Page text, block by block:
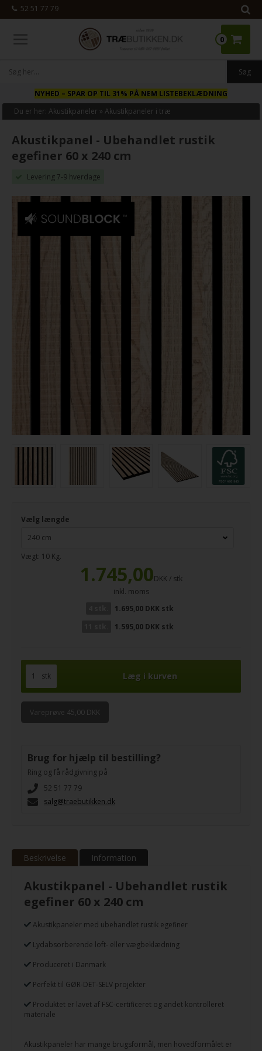
52 51 77 79
0
NYHED – SPAR OP TIL 31% PÅ NEM LISTEBEKLÆDNING
Du er her:Akustikpaneler »Akustikpaneler i træ
Akustikpanel - Ubehandlet rustik
egefiner 60 x 240 cm
Levering 7-9 hverdage
Vælg længde
Vægt: 10 Kg.
1.745,00DKK / stk
inkl. moms
1.695,00 DKK stk
1.595,00 DKK stk
stk
Vareprøve 45,00 DKK
Brug for hjælp til bestilling?
Ring og få rådgivning på
52 51 77 79
salg@traebutikken.dk
Beskrivelse Information
Akustikpanel - Ubehandlet rustik
egefiner 60 x 240 cm
Akustikpaneler med ubehandlet rustik egefiner
Lydabsorberende loft- eller vægbeklædning
Produceret i Danmark
Perfekt til GØR-DET-SELV projekter
Produktet er lavet af FSC-certificeret og andet kontrolleret
materiale
Akustikpaneler har mange brugsformål, men hovedformålet er